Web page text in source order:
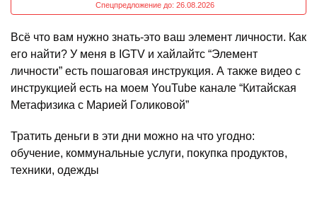
Спецпредложение до: 26.08.2026
Всё что вам нужно знать-это ваш элемент личности. Как
его найти? У меня в IGTV и хайлайтс “Элемент
личности” есть пошаговая инструкция. А также видео с
инструкцией есть на моем YouTube канале “Китайская
Метафизика с Марией Голиковой”
Тратить деньги в эти дни можно на что угодно:
обучение, коммунальные услуги, покупка продуктов,
техники, одежды